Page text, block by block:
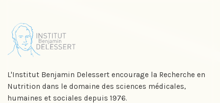
L'Institut Benjamin Delessert encourage la Recherche en
Nutrition dans le domaine des sciences médicales,
humaines et sociales depuis 1976.